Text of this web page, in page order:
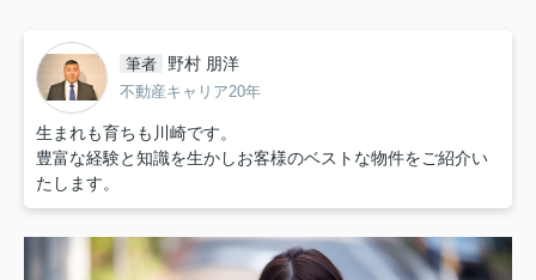
筆者 野村 朋洋
不動産キャリア20年
生まれも育ちも川崎です。
豊富な経験と知識を生かしお客様のベストな物件をご紹介い
たします。